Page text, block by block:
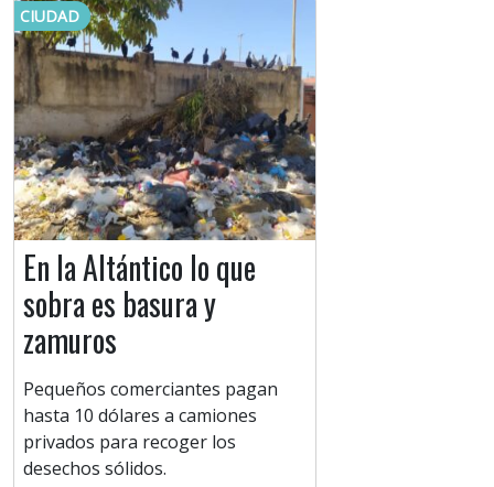
CIUDAD
En la Altántico lo que
sobra es basura y
zamuros
Pequeños comerciantes pagan
hasta 10 dólares a camiones
privados para recoger los
desechos sólidos.